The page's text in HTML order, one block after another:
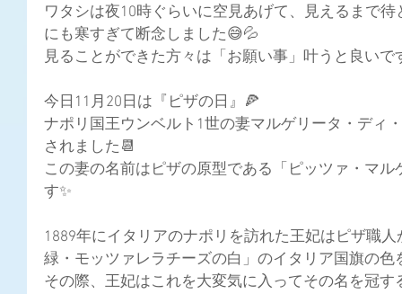
ワタシは夜10時ぐらいに空見あげて、見えるまで
にも寒すぎて断念しました😅💦
見ることができた方々は「お願い事」叶うと良いで
今日11月20日は『ピザの日』🍕
ナポリ国王ウンベルト1世の妻マルゲリータ・ディ
されました📆
この妻の名前はピザの原型である「ピッツァ・マ
す✨
1889年にイタリアのナポリを訪れた王妃はピザ職
緑・モッツァレラチーズの白」のイタリア国旗の
その際、王妃はこれを大変気に入ってその名を冠